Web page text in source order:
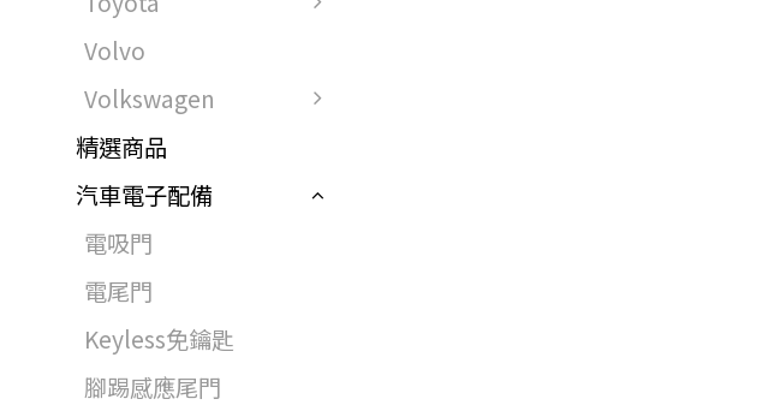
Volvo
Volkswagen
精選商品
汽車電子配備
電吸門
電尾門
Keyless免鑰匙
腳踢感應尾門